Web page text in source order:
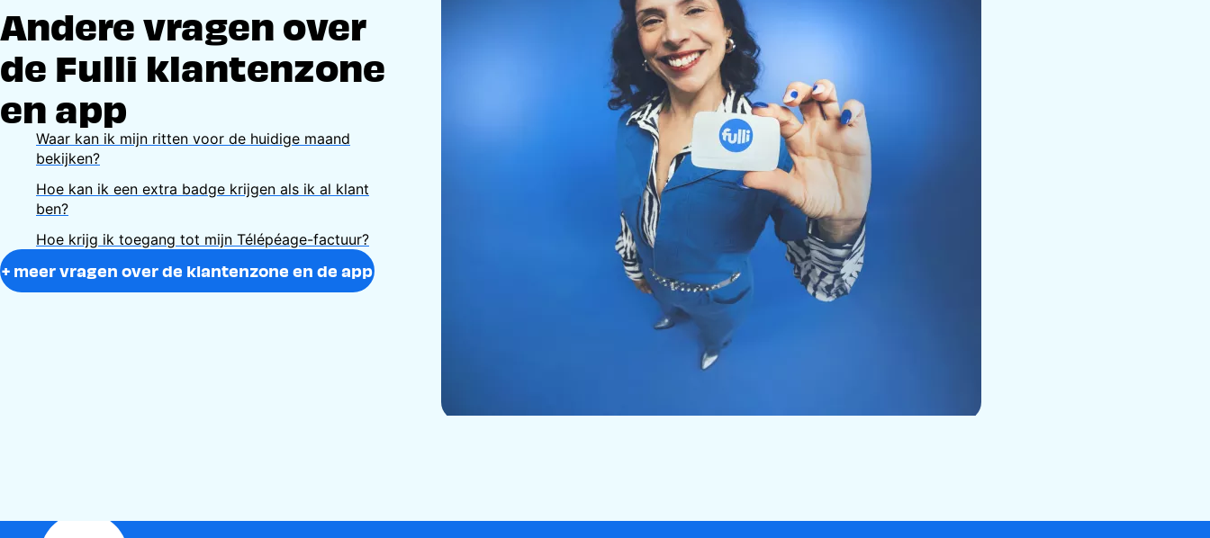
Andere vragen over
de Fulli klantenzone
en app
Waar kan ik mijn ritten voor de huidige maand
bekijken?
Hoe kan ik een extra badge krijgen als ik al klant
ben?
Hoe krijg ik toegang tot mijn Télépéage-factuur?
+ meer vragen over de klantenzone en de app